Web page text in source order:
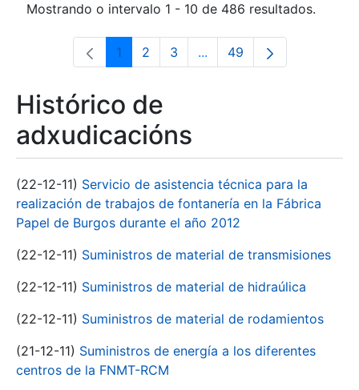
Mostrando o intervalo 1 - 10 de 486 resultados.
Páxina
1 Páxina
2 Páxina
3 ...Páxinas intermedias Use
Páxina
49
Histórico de
adxudicacións
(22-12-11) Servicio de asistencia técnica para la
realización de trabajos de fontanería en la Fábrica
Papel de Burgos durante el año 2012
(22-12-11) Suministros de material de transmisiones
(22-12-11) Suministros de material de hidraúlica
(22-12-11) Suministros de material de rodamientos
(21-12-11) Suministros de energía a los diferentes
centros de la FNMT-RCM